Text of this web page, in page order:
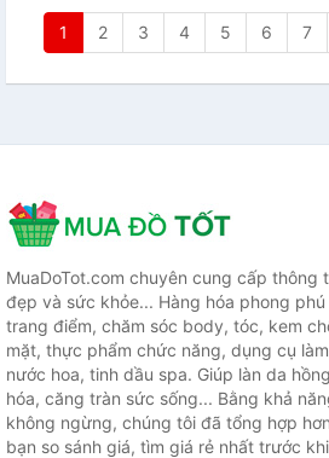
1 2 3 4 5 6 7
MuaDoTot.com chuyên cung cấp thông
đẹp và sức khỏe... Hàng hóa phong
trang điểm, chăm sóc body, tóc, kem
mặt, thực phẩm chức năng, dụng cụ
nước hoa, tinh dầu spa. Giúp làn da
hóa, căng tràn sức sống... Bằng khả
không ngừng, chúng tôi đã tổng hợp
bạn so sánh giá, tìm giá rẻ nhất trước